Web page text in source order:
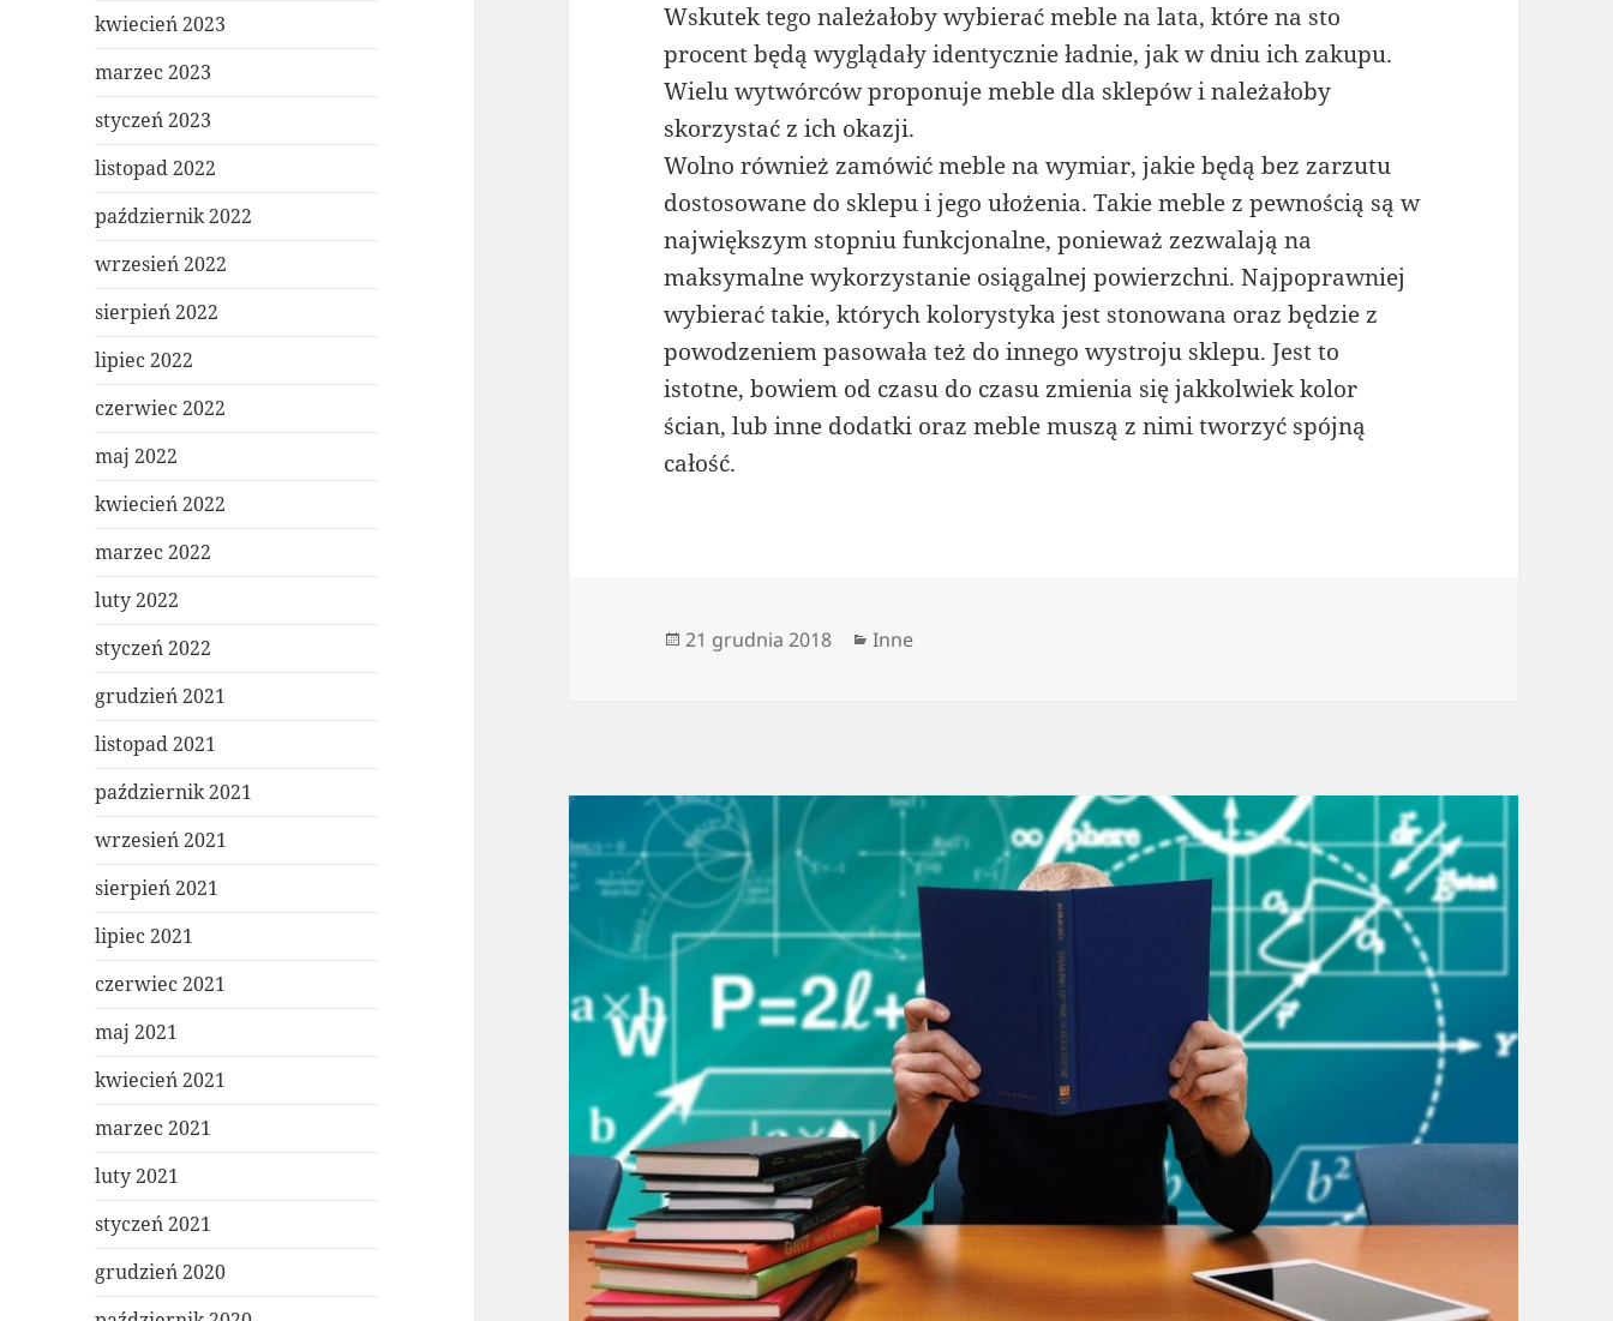
kwiecień 2023
marzec 2023
styczeń 2023
listopad 2022
październik 2022
wrzesień 2022
sierpień 2022
lipiec 2022
czerwiec 2022
maj 2022
kwiecień 2022
marzec 2022
luty 2022
styczeń 2022
grudzień 2021
listopad 2021
październik 2021
wrzesień 2021
sierpień 2021
lipiec 2021
czerwiec 2021
maj 2021
kwiecień 2021
marzec 2021
luty 2021
styczeń 2021
grudzień 2020
Wskutek tego należałoby wybierać meble na lata, które na sto
procent będą wyglądały identycznie ładnie, jak w dniu ich zakupu.
Wielu wytwórców proponuje meble dla sklepów i należałoby
skorzystać z ich okazji.
Wolno również zamówić meble na wymiar, jakie będą bez zarzutu
dostosowane do sklepu i jego ułożenia. Takie meble z pewnością są w
największym stopniu funkcjonalne, ponieważ zezwalają na
maksymalne wykorzystanie osiągalnej powierzchni. Najpoprawniej
wybierać takie, których kolorystyka jest stonowana oraz będzie z
powodzeniem pasowała też do innego wystroju sklepu. Jest to
istotne, bowiem od czasu do czasu zmienia się jakkolwiek kolor
ścian, lub inne dodatki oraz meble muszą z nimi tworzyć spójną
całość.
Data
21 grudnia 2018 Kategorie
Inne